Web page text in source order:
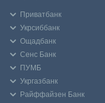
Приватбанк
Укрсиббанк
Ощадбанк
Сенс Банк
ПУМБ
Укргазбанк
Райффайзен Банк